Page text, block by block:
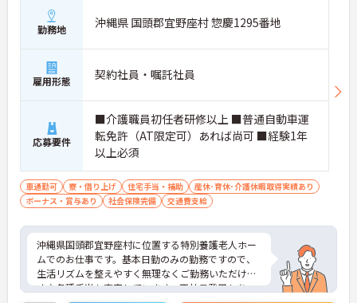
勤務地 沖縄県 国頭郡宜野座村 惣慶1295番地
雇用形態 契約社員・嘱託社員
応募要件
■介護職員初任者研修以上 ■普通自動車運
転免許（AT限定可）あれば尚可 ■経験1年
以上必須
車通勤可 寮・借り上げ 住宅手当・補助
産休･育休･介護休暇取得実績あり
ボーナス・賞与あり
社会保険完備 交通費支給
沖縄県国頭郡宜野座村に位置する特別養護老人ホー
ムでのお仕事です。基本日勤のみの勤務ですので、
生活リズムを整えやすく無理なくご勤務いただけま
す♪各種手当も充実しています。正社員登用もあ